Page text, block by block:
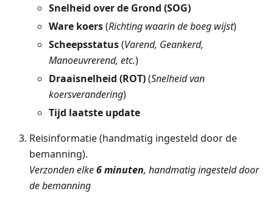
Snelheid over de Grond (SOG)
Ware koers(Richting waarin de boeg wijst)
Scheepsstatus(Varend, Geankerd,
Manoeuvrerend, etc.)
Draaisnelheid (ROT)(Snelheid van
koersverandering)
Tijd laatste update
Reisinformatie (handmatig ingesteld door de
bemanning).
Verzonden elke6 minuten, handmatig ingesteld door
de bemanning